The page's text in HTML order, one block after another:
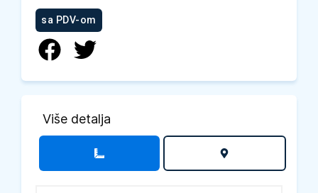
sa PDV-om
Više detalja